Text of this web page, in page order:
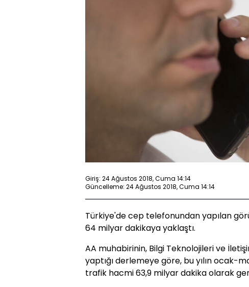
Giriş: 24 Ağustos 2018, Cuma 14:14
Güncelleme: 24 Ağustos 2018, Cuma 14:14
Türkiye'de cep telefonundan yapılan
64 milyar dakikaya yaklaştı.
AA muhabirinin, Bilgi Teknolojileri ve
yaptığı derlemeye göre, bu yılın
trafik hacmi 63,9 milyar dakika olarak